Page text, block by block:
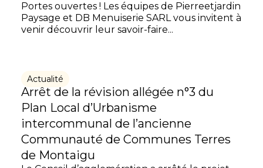
Portes ouvertes ! Les équipes de Pierreetjardin
Paysage et DB Menuiserie SARL vous invitent à
venir découvrir leur savoir-faire...
Actualité
Arrêt de la révision allégée n°3 du
Plan Local d’Urbanisme
intercommunal de l’ancienne
Communauté de Communes Terres
de Montaigu